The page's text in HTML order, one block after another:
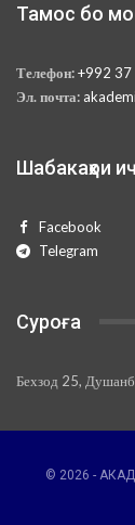
Тамос бо мо
Телефон:+992
Эл. почта:
Шабакаҳои
Facebook
Telegram
Суроға
Бехзод 25,
© 2026 -